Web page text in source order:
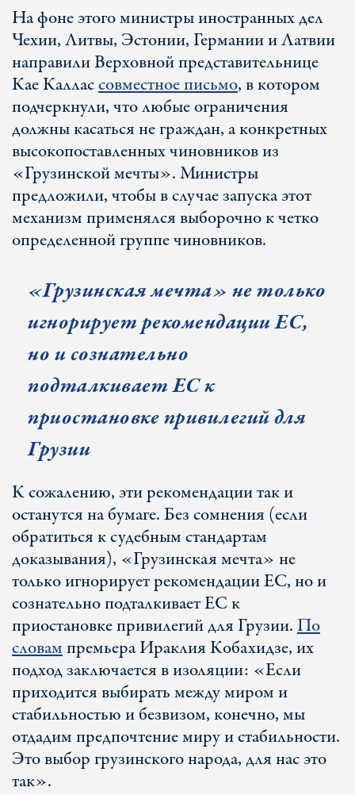
На фоне этого министры иностранных дел
Чехии, Литвы, Эстонии, Германии и Латвии
направили Верховной представительнице
Кае Каллассовместное письмо, в котором
подчеркнули, что любые ограничения
должны касаться не граждан, а конкретных
высокопоставленных чиновников из
«Грузинской мечты». Министры
предложили, чтобы в случае запуска этот
механизм применялся выборочно к четко
определенной группе чиновников.
«Грузинская мечта» не только
игнорирует рекомендации ЕС,
но и сознательно
подталкивает ЕС к
приостановке привилегий для
Грузии
К сожалению, эти рекомендации так и
останутся на бумаге. Без сомнения (если
обратиться к судебным стандартам
доказывания), «Грузинская мечта» не
только игнорирует рекомендации ЕС, но и
сознательно подталкивает ЕС к
приостановке привилегий для Грузии.По
словампремьера Ираклия Кобахидзе, их
подход заключается в изоляции: «Если
приходится выбирать между миром и
стабильностью и безвизом, конечно, мы
отдадим предпочтение миру и стабильности.
Это выбор грузинского народа, для нас это
так».